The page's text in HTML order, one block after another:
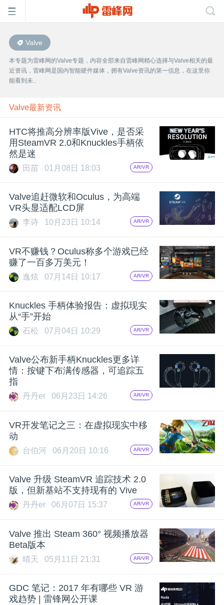
首
页
雷
峰
网
公
开
课
动
心
爱
机
Valve
本专题为雷峰网的Valve专题，内容全部来自雷峰网精心选择与Valve相关的最
近资讯，雷峰网是国内智能硬件媒体，拥有Valve资讯的第一信息，在这里你
能看到未..
Valve最新资讯
HTC将推高分辨率版Vive，是否采
用SteamVR 2.0和Knuckles手柄依
然是迷
田苗 01月08日 18:03 AR/VR
Valve追赶微软和Oculus，为高端
VR头显适配LCD屏
李诗 10月23日 10:14 AR/VR
VR不赚钱？Oculus称多个游戏已经
赚了一百多万美元！
逸炫 07月14日 10:17 AR/VR
Knuckles 手柄体验报告：虚拟现实
从“手”开始
石松 07月04日 10:29 AR/VR
Valve公布新手柄Knuckles更多详
情：按键下布满传感器，可追踪五
指
丹丹er 06月23日 14:26 AR/VR
VR开发笔记之三：在虚拟现实中移
动
台伯河 06月20日 10:16 AR/VR
Valve 升级 SteamVR 追踪技术 2.0
版，但新基站不支持现有的 Vive
丹丹er 06月07日 15:37 AR/VR
Valve 推出 Steam 360° 视频播放器
Beta版本
晴天 05月11日 21:31 AR/VR
GDC 笔记：2017 年有哪些 VR 游
戏趋势 | 雷锋网公开课